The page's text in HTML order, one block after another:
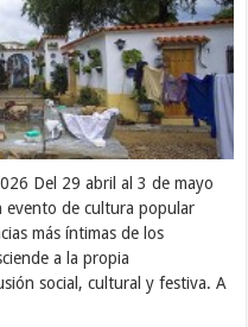
Del 29 abril al 3 de mayo
evento de cultura popular
más íntimas de los
a la propia
social, cultural y festiva. A